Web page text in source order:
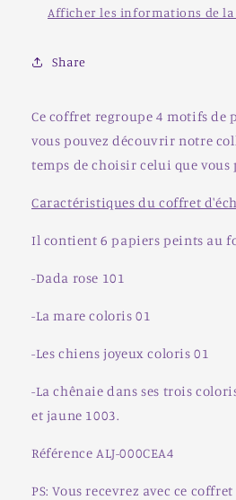
Afficher les informations de la
Share
Ce coffret regroupe 4 motifs de
vous pouvez découvrir notre
temps de choisir celui que vous
Caractéristiques du coffret
Il contient 6 papiers peints au
-Dada rose 101
-La mare coloris 01
-Les chiens joyeux coloris 01
-La chênaie dans ses trois
et jaune 1003.
Référence ALJ-000CEA4
PS: Vous recevrez avec ce